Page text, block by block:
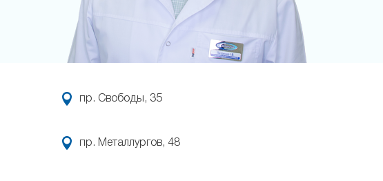
пр. Свободы, 35
пр. Металлургов, 48